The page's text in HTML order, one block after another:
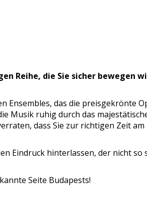
Reihe, die Sie sicher bewegen
Ensembles, das die preisgekrönte
Musik ruhig durch das
dass Sie zur richtigen Zeit
Eindruck hinterlassen, der nicht so
Seite Budapests!